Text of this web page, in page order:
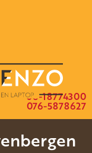
076-5878627
06-18774300